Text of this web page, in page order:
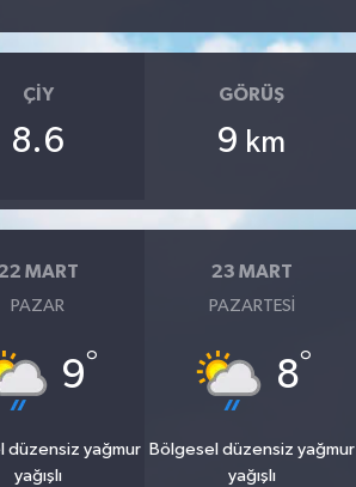
ÇIY
8.6
GÖRÜŞ
9 km
MART
PAZAR
9°
düzensiz yağmur
yağışlı
23 MART
PAZARTESI
8°
Bölgesel düzensiz yağmur
yağışlı